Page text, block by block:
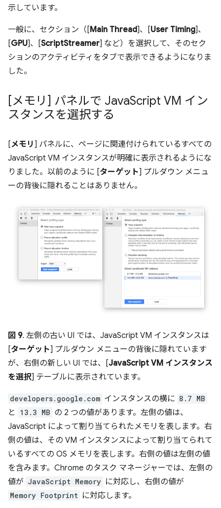
示しています。
一般に、セクション（[Main Thread]、[User Timing]、
[GPU]、[ScriptStreamer] など）を選択して、そのセク
ションのアクティビティをタブで表示できるようになりま
した。
[メモリ] パネルで JavaScript VM イン
スタンスを選択する
[メモリ ] パネルに、ページに関連付けられているすべての
JavaScript VM インスタンスが明確に表示されるようにな
りました。以前のように [ターゲット] プルダウン メニュ
ーの背後に隠れることはありません。
図 9. 左側の古い UI では、JavaScript VM インスタンスは
[ターゲット] プルダウン メニューの背後に隠れています
が、右側の新しい UI では、[JavaScript VM インスタンス
を選択] テーブルに表示されています。
developers.google.com インスタンスの横に 8.7 MB
と 13.3 MB の 2 つの値があります。左側の値は、
JavaScript によって割り当てられたメモリを表します。右
側の値は、その VM インスタンスによって割り当てられて
いるすべての OS メモリを表します。右側の値は左側の値
を含みます。Chrome のタスク マネージャーでは、左側の
値が JavaScript Memory に対応し、右側の値が
Memory Footprint に対応します。